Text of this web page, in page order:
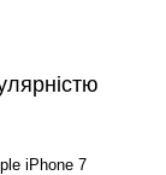
iPhone 7